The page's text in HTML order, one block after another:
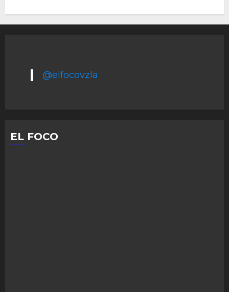
@elfocovzla
EL FOCO